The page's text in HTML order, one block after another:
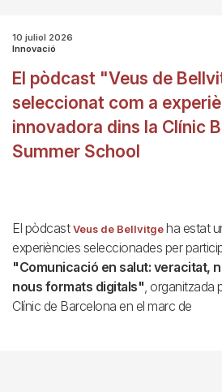
10 juliol 2026
Innovació
El pòdcast "Veus de
seleccionat com a
innovadora dins la Clínic
Summer School
El pòdcast Veus de Bellvitgeha estat
experiències seleccionades per
"Comunicació en salut: veracitat,
nous formats digitals", organitzada
Clínic de Barcelona en el marc de